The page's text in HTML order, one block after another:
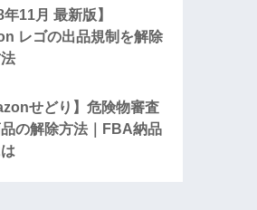
年11月 最新版】
レゴの出品規制を解除
せどり】危険物審査
の解除方法｜FBA納品